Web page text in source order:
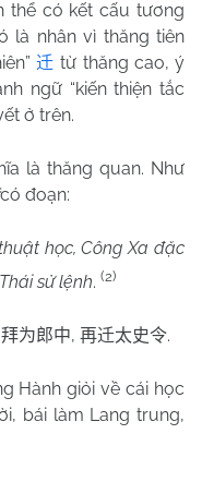
thể có kết cấu tương
là nhân vì thăng tiên
迁 từ thăng cao, ý
ngữ “kiến thiện tắc
ở trên.
là thăng quan. Như
có đoạn:
học, Công Xa đặc
sử lệnh. (2)
拜为郎中, 再迁太史令.
Hành giỏi về cái học
bái làm Lang trung,